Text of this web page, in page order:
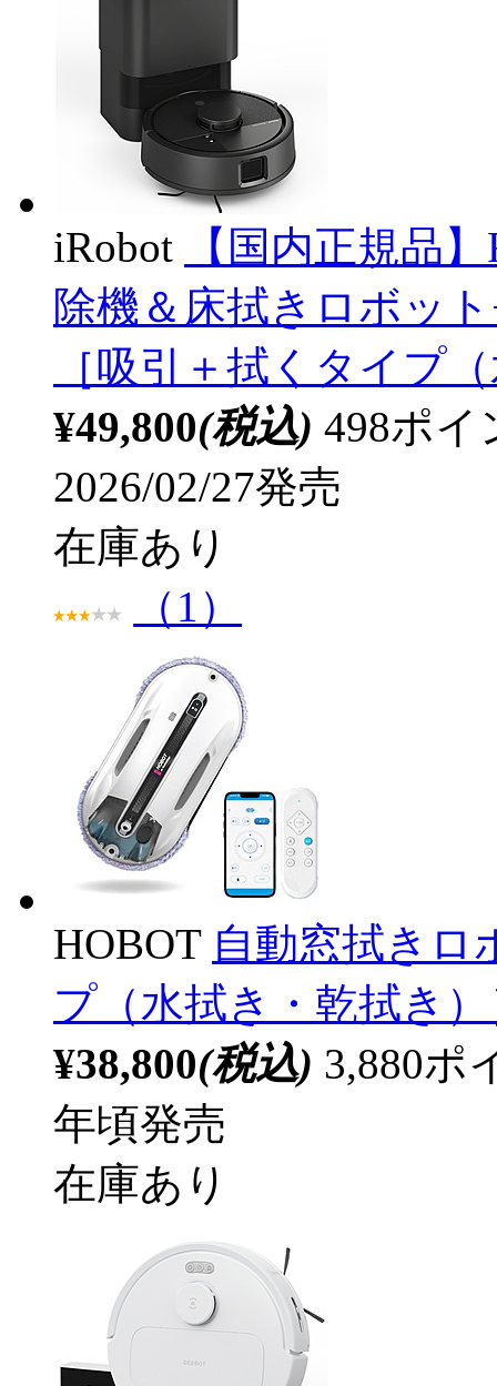
iRobot
【国内正規品
除機＆床拭きロボッ
［吸引＋拭くタイプ
¥49,800(税込) 498ポ
2026/02/27発売
在庫あり
（1）
HOBOT 自動窓拭きロ
プ（水拭き・乾拭き
¥38,800(税込) 3,880ポ
年頃発売
在庫あり